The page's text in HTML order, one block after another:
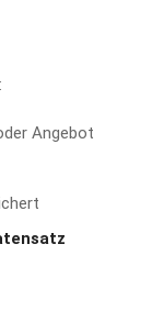
Angebot